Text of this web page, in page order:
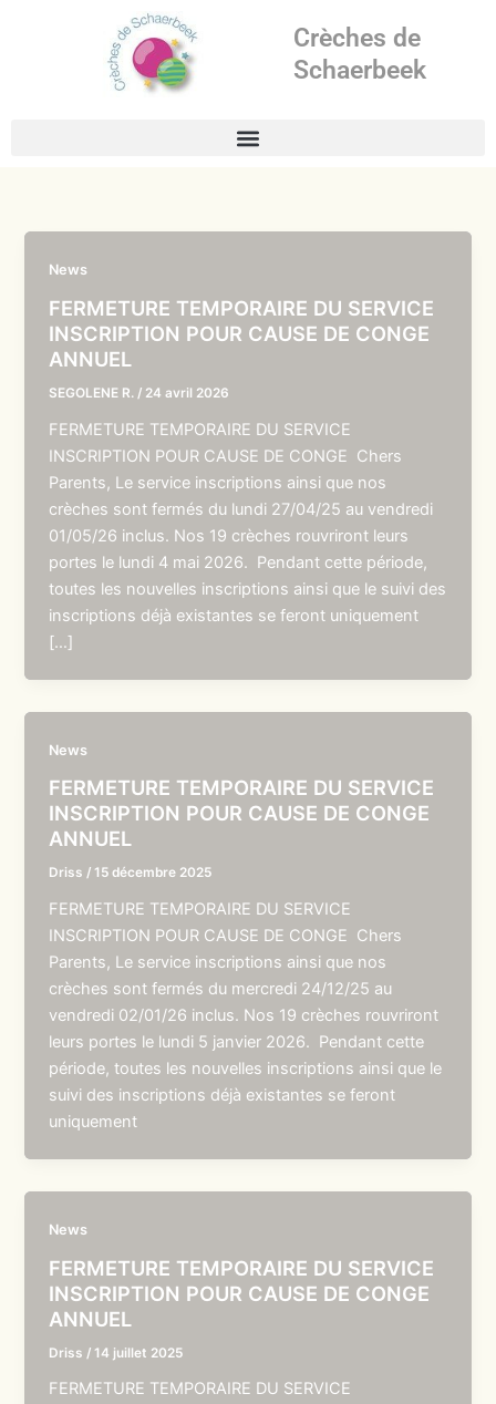
Crèches de
Schaerbeek
News
FERMETURE TEMPORAIRE DU SERVICE
INSCRIPTION POUR CAUSE DE CONGE
ANNUEL
SEGOLENE R. / 24 avril 2026
FERMETURE TEMPORAIRE DU SERVICE
INSCRIPTION POUR CAUSE DE CONGE Chers
Parents, Le service inscriptions ainsi que nos
crèches sont fermés du lundi 27/04/25 au vendredi
01/05/26 inclus. Nos 19 crèches rouvriront leurs
portes le lundi 4 mai 2026. Pendant cette période,
toutes les nouvelles inscriptions ainsi que le suivi des
inscriptions déjà existantes se feront uniquement
[…]
News
FERMETURE TEMPORAIRE DU SERVICE
INSCRIPTION POUR CAUSE DE CONGE
ANNUEL
Driss /15 décembre 2025
FERMETURE TEMPORAIRE DU SERVICE
INSCRIPTION POUR CAUSE DE CONGE Chers
Parents, Le service inscriptions ainsi que nos
crèches sont fermés du mercredi 24/12/25 au
vendredi 02/01/26 inclus. Nos 19 crèches rouvriront
leurs portes le lundi 5 janvier 2026. Pendant cette
période, toutes les nouvelles inscriptions ainsi que le
suivi des inscriptions déjà existantes se feront
uniquement
News
FERMETURE TEMPORAIRE DU SERVICE
INSCRIPTION POUR CAUSE DE CONGE
ANNUEL
Driss /14 juillet 2025
FERMETURE TEMPORAIRE DU SERVICE